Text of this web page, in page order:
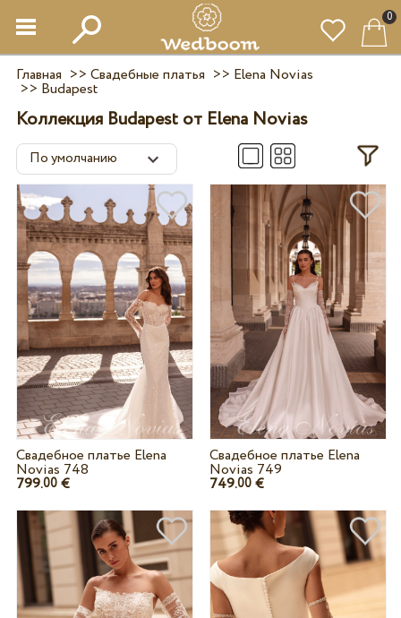
0
Главная >> Свадебные платья >> Elena Novias
>> Budapest
Коллекция Budapest от Elena Novias
Свадебное платье Elena
Novias 748
799.00€
Свадебное платье Elena
Novias 749
749.00 €